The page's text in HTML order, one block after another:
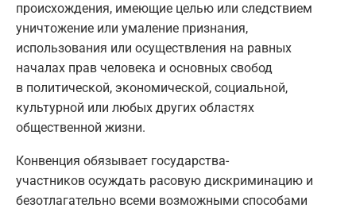
происхождения, имеющие целью или следствием
уничтожение или умаление признания,
использования или осуществления на равных
началах прав человека и основных свобод
в политической, экономической, социальной,
культурной или любых других областях
общественной жизни.
Конвенция обязывает государства-
участников осуждать расовую дискриминацию и
безотлагательно всеми возможными способами